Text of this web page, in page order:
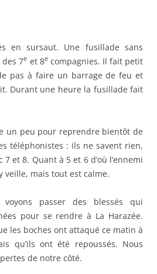
en sursaut. Une fusillade sans
7e et 8ecompagnies. Il fait petit
pas à faire un barrage de feu et
Durant une heure la fusillade fait
un peu pour reprendre bientôt de
téléphonistes : ils ne savent rien,
et 8. Quant à 5 et 6 d’où l’ennemi
veille, mais tout est calme.
passer des blessés qui
pour se rendre à La Harazée.
les boches ont attaqué ce matin à
qu’ils ont été repoussés. Nous
de notre côté.